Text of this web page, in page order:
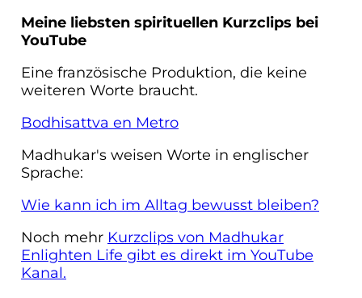
Meine liebsten spirituellen Kurzclips bei
YouTube
Eine französische Produktion, die keine
weiteren Worte braucht.
Bodhisattva en Metro
Madhukar's weisen Worte in englischer
Sprache:
Wie kann ich im Alltag bewusst bleiben?
Noch mehr Kurzclips von Madhukar
Enlighten Life gibt es direkt im YouTube
Kanal.